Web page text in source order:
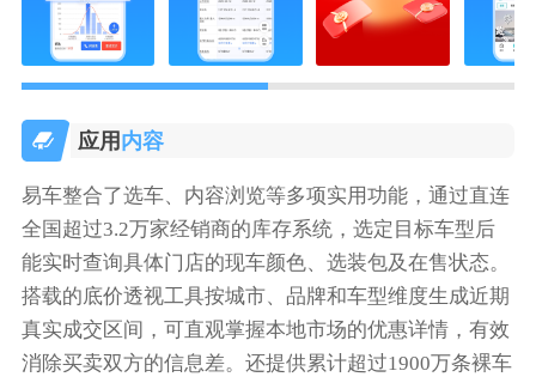
应用 内容
易车整合了选车、内容浏览等多项实用功能，通过直连
全国超过3.2万家经销商的库存系统，选定目标车型后
能实时查询具体门店的现车颜色、选装包及在售状态。
搭载的底价透视工具按城市、品牌和车型维度生成近期
真实成交区间，可直观掌握本地市场的优惠详情，有效
消除买卖双方的信息差。还提供累计超过1900万条裸车